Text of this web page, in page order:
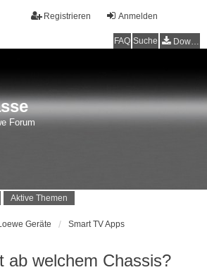
Anmelden
Registrieren
FAQ Suche Downloads
Forum
Aktive Themen
Geräte Smart TV Apps
ab welchem Chassis?